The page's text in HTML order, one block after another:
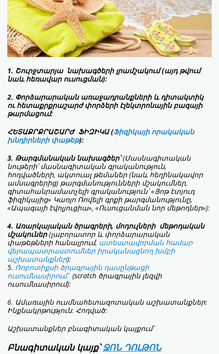
1. Շուրջտարյա նախագծերի լրամշակում (այդ թվում
նաև հեռավար ուսուցման):
2. Փորձարարական առաջադրանքների և դիտակտիկ
ու հետաքրքրաշարժ փորձերի էլեկտրոնային բազայի
թարմացում:
ՀԵՏԱՔՐՔՐԱՇԱՐԺ ՖԻԶԻԿԱ (Ֆիզիկայի որակական
խնդիրների փաթեթ):
3. Թարգմանական նախագծեր՝(Մասնագիտական
նութերի՝ մասնագիտական գրականություն,
հոդվածների, ակտուալ թեմաներ (նաև հեղինակավոր
ամսագրերից) թարգմանությունների մշակումներ,
գիտահանրամատչելի գրականություն՝ «Յոթ էտյուդ
ֆիզիկայից» Կառլո Ռովելի գրքի թարգմանությունը,
«Ապագայի էվոլյուցիա», «Ուսուցանման նոր մեթոդներ»):
4. Առարկայական ծրագրերի, մոդուլների մեթոդական
մշակուներ(լաբորատոր և փորձարարական
փաթեթների հանալրում, ատեստավորման համար
վերապատրաստումներ իրականացնող խմբի
աշխատանքներ):
5. Ռոբոտիքսի ծրագրային դասընթացի
ուսումնասիրում՝ (scratch ծրագրային լեզվի
ուսումնասիրում):
6. Ամառային ուսմնահետազոտական աշխատանքներ:
Ինքնակրթություն: Հոդված:
Աշխատանքներ բնագիտական կայքում՝
Բնագիտական կայք՝ՋՈՆ ԴՈԼԹՈՆ